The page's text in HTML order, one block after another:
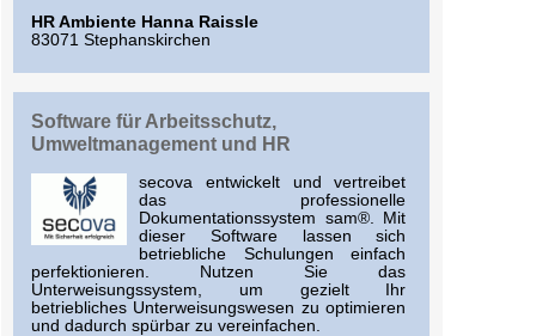
HR Ambiente Hanna Raissle
83071 Stephanskirchen
Software für Arbeitsschutz,
Umweltmanagement und HR
secova entwickelt und vertreibet
das professionelle
Dokumentationssystem sam®. Mit
dieser Software lassen sich
betriebliche Schulungen einfach
perfektionieren. Nutzen Sie das
Unterweisungssystem, um gezielt Ihr
betriebliches Unterweisungswesen zu optimieren
und dadurch spürbar zu vereinfachen.